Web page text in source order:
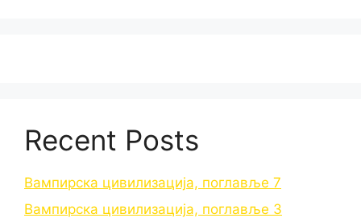
Recent Posts
Вампирска цивилизација, поглавље 7
Вампирска цивилизација, поглавље 3